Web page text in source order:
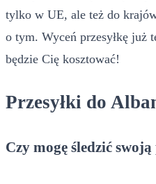
tylko w UE, ale też do
o tym. Wyceń przesyłkę już
będzie Cię kosztować!
Przesyłki do
Czy mogę śledzić swoją